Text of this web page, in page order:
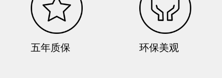
五年质保 环保美观